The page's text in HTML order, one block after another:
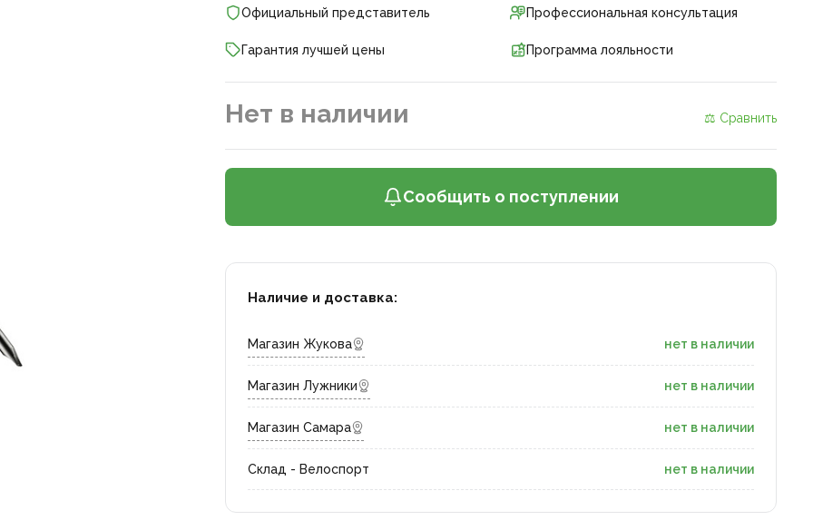
Официальный представитель Профессиональная консультация
Гарантия лучшей цены Программа лояльности
Нет в наличии ⚖ Сравнить
Сообщить о поступлении
Наличие и доставка:
Магазин Жукова нет в наличии
Магазин Лужники нет в наличии
Магазин Самара нет в наличии
Склад - Велоспорт нет в наличии